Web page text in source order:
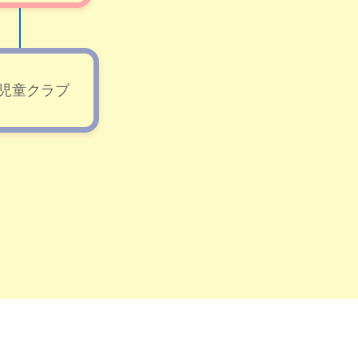
童クラブ